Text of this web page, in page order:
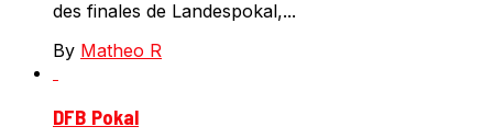
des finales de Landespokal,...
By Matheo R
DFB Pokal